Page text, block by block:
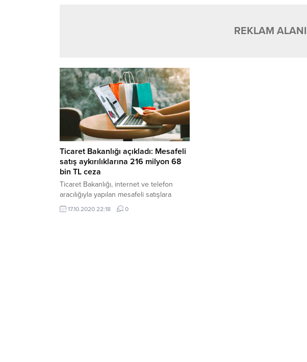
REKLAM ALANI
Ticaret Bakanlığı açıkladı: Mesafeli
satış aykırılıklarına 216 milyon 68
bin TL ceza
Ticaret Bakanlığı, internet ve telefon
aracılığıyla yapılan mesafeli satışlara
ilişkin 2014 ile 2020 Ekim ayı arasındaki
dönemde 75 şirket nezdinde denetim
17.10.2020 22:18 0